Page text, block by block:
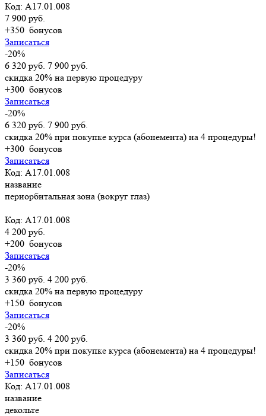
Код: А17.01.008
7 900 руб.
+350 бонусов
Записаться
-20%
6 320 руб. 7 900 руб.
скидка 20% на первую процедуру
+300 бонусов
Записаться
-20%
6 320 руб. 7 900 руб.
скидка 20% при покупке курса (абонемента) на 4 процедуры!
+300 бонусов
Записаться
Код: А17.01.008
название
периорбитальная зона (вокруг глаз)
Код: А17.01.008
4 200 руб.
+200 бонусов
Записаться
-20%
3 360 руб. 4 200 руб.
скидка 20% на первую процедуру
+150 бонусов
Записаться
-20%
3 360 руб. 4 200 руб.
скидка 20% при покупке курса (абонемента) на 4 процедуры!
+150 бонусов
Записаться
Код: А17.01.008
название
декольте